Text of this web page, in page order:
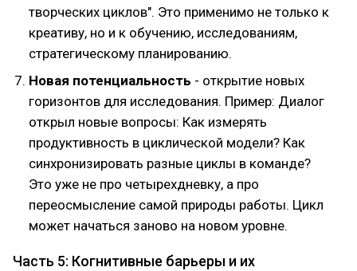
творческих циклов". Это применимо не только к
креативу, но и к обучению, исследованиям,
стратегическому планированию.
Новая потенциальность - открытие новых
горизонтов для исследования. Пример: Диалог
открыл новые вопросы: Как измерять
продуктивность в циклической модели? Как
синхронизировать разные циклы в команде?
Это уже не про четырехдневку, а про
переосмысление самой природы работы. Цикл
может начаться заново на новом уровне.
Часть 5: Когнитивные барьеры и их